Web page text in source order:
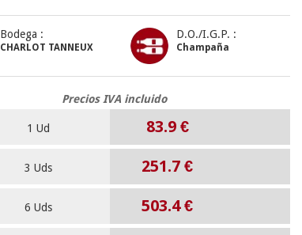
Bodega :
CHARLOT TANNEUX
D.O./I.G.P. :
Champaña
Precios IVA incluido
1 Ud 83.9 €
3 Uds 251.7€
6 Uds 503.4€